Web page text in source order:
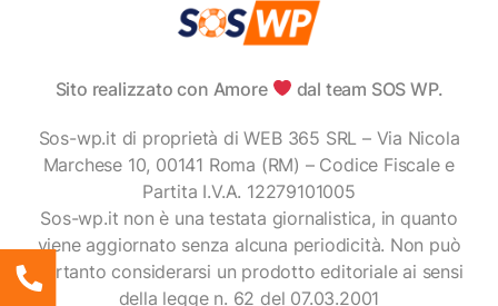
Sito realizzato con Amore dal team SOS WP.
Sos-wp.it di proprietà di WEB 365 SRL – Via Nicola
Marchese 10, 00141 Roma (RM) – Codice Fiscale e
Partita I.V.A. 12279101005
Sos-wp.it non è una testata giornalistica, in quanto
viene aggiornato senza alcuna periodicità. Non può
pertanto considerarsi un prodotto editoriale ai sensi
della legge n. 62 del 07.03.2001